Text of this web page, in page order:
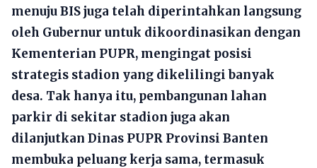
menuju BIS juga telah diperintahkan langsung
oleh Gubernur untuk dikoordinasikan dengan
Kementerian PUPR, mengingat posisi
strategis stadion yang dikelilingi banyak
desa. Tak hanya itu, pembangunan lahan
parkir di sekitar stadion juga akan
dilanjutkan Dinas PUPR Provinsi Banten
membuka peluang kerja sama, termasuk